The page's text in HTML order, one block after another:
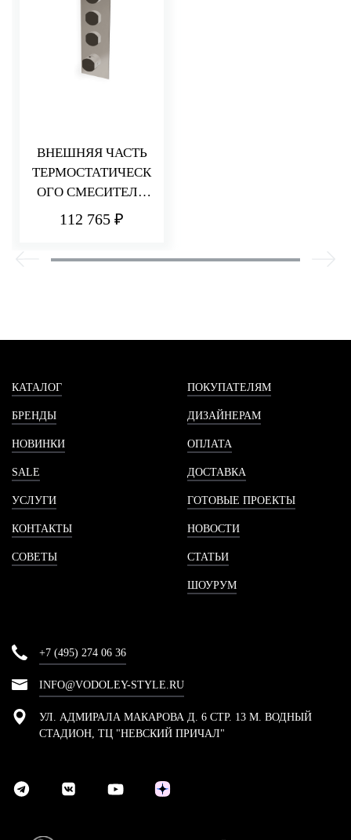
ВНЕШНЯЯ ЧАСТЬ
ТЕРМОСТАТИЧЕСК
ОГО СМЕСИТЕЛЯ
ДЛЯ ДУША НА 3
112 765 ₽
КАТАЛОГ
БРЕНДЫ
НОВИНКИ
SALE
УСЛУГИ
КОНТАКТЫ
СОВЕТЫ
ПОКУПАТЕЛЯМ
ДИЗАЙНЕРАМ
ОПЛАТА
ДОСТАВКА
ГОТОВЫЕ ПРОЕКТЫ
НОВОСТИ
СТАТЬИ
ШОУРУМ
+7 (495) 274 06 36
INFO@VODOLEY-STYLE.RU
УЛ. АДМИРАЛА МАКАРОВА Д. 6 СТР. 13 М. ВОДНЫЙ
СТАДИОН, ТЦ "НЕВСКИЙ ПРИЧАЛ"